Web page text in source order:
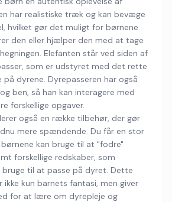
har realistiske træk og kan bevæge
hvilket gør det muligt for børnene
den eller hjælper den med at tage
Elefanten står ved siden af
som er udstyret med det rette
dyrene. Dyrepasseren har også
ben, så han kan interagere med
forskellige opgaver.
også en række tilbehør, der gør
mere spændende. Du får en stor
kan bruge til at "fodre"
forskellige redskaber, som
bruge til at passe på dyret. Dette
kun barnets fantasi, men giver
for at lære om dyrepleje og